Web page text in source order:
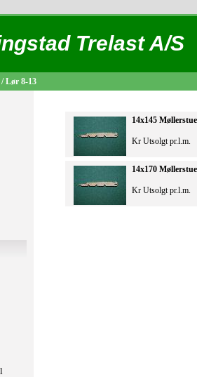
Trelast A/S
Lør 8-13
14x145
Kr Utsolgt pr.l.m.
14x170
Kr Utsolgt pr.l.m.